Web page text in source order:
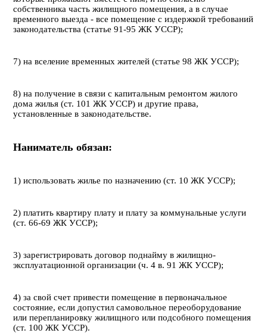
собственника часть жилищного помещения, а в случае
временного выезда - все помещение с издержкой требований
законодательства (статье 91-95 ЖК УССР);
7) на вселение временных жителей (статье 98 ЖК УССР);
8) на получение в связи с капитальным ремонтом жилого
дома жилья (ст. 101 ЖК УССР) и другие права,
установленные в законодательстве.
Наниматель обязан:
1) использовать жилье по назначению (ст. 10 ЖК УССР);
2) платить квартиру плату и плату за коммунальные услуги
(ст. 66-69 ЖК УССР);
3) зарегистрировать договор поднайму в жилищно-
эксплуатационной организации (ч. 4 в. 91 ЖК УССР);
4) за свой счет привести помещение в первоначальное
состояние, если допустил самовольное переоборудование
или перепланировку жилищного или подсобного помещения
(ст. 100 ЖК УССР).